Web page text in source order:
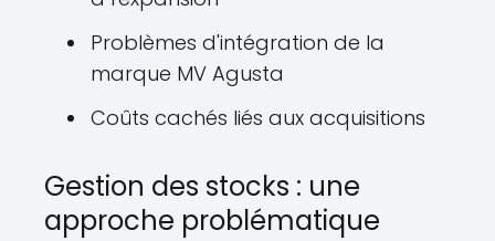
Problèmes d'intégration de la
marque MV Agusta
Coûts cachés liés aux acquisitions
Gestion des stocks : une
approche problématique